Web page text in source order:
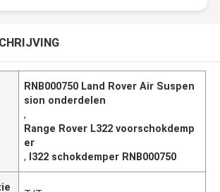
RNB000750 Land Rover Air Suspen
sion onderdelen
,
Range Rover L322 voorschokdemp
er
, l322 schokdemper RNB000750